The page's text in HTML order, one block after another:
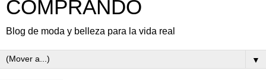
COMPRANDO
Blog de moda y belleza para la vida real
▼